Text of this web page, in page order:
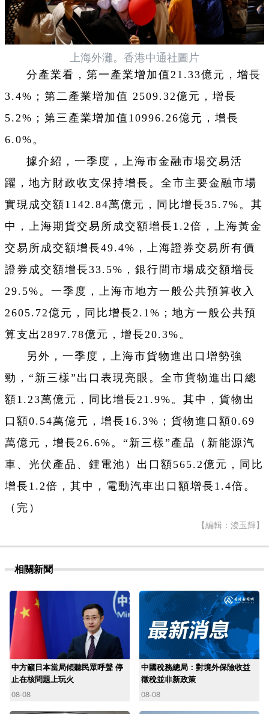
上海外灘。香港中通社圖片
分產業看，第一產業增加值21.33億元，增長
3.4%；第二產業增加值 2509.32億元，增長
5.2%；第三產業增加值10996.26億元，增長
6.0%。
據介紹，一季度，上海市金融市場交易活
躍，地方財政收支保持增長。全市主要金融市場
實現成交額1142.84萬億元，同比增長35.7%。其
中，上海期貨交易所成交額增長1.2倍，上海黃金
交易所成交額增長49.4%，上海證券交易所有價
證券成交額增長33.5%，銀行間市場成交額增長
29.5%。一季度，上海市地方一般公共預算收入
2605.72億元，同比增長2.1%；地方一般公共預
算支出2897.78億元，增長20.3%。
另外，一季度，上海市貨物進出口增勢強
勁，“新三樣”出口表現亮眼。全市貨物進出口總
額1.23萬億元，同比增長21.9%。其中，貨物出
口額0.54萬億元，增長16.3%；貨物進口額0.69
萬億元，增長26.6%。“新三樣”產品（新能源汽
車、光伏產品、鋰電池）出口額565.2億元，同比
增長1.2倍，其中，電動汽車出口額增長1.4倍。
（完）
【編輯：淩玉輝】
相關新聞
中方籲日本當局傾聽民眾呼聲 停
止在核問題上玩火
08-08
中國稅務總局：對境外保險收益
徵稅並非新政策
08-08